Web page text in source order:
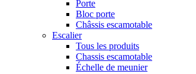
Porte
Bloc porte
Châssis escamotable
Escalier
Tous les produits
Chassis escamotable
Échelle de meunier